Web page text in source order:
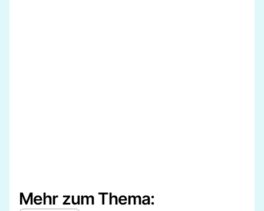
Mehr zum Thema: